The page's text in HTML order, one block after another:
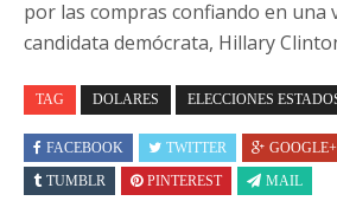
por las compras confiando en una
candidata demócrata, Hillary
TAG DOLARES ELECCIONES
FACEBOOK TWITTER GOOGLE+
TUMBLR
PINTEREST MAIL